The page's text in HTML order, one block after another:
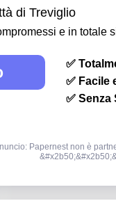
di Treviglio
e in totale
✅
✅ Facile
✅
Papernest non è